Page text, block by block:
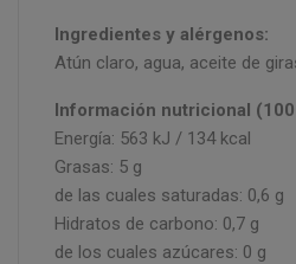
Ingredientes y alérgenos:
Atún claro, agua, aceite de
Información nutricional
Energía: 563 kJ / 134 kcal
Grasas: 5 g
de las cuales saturadas: 0,6 g
Hidratos de carbono: 0,7 g
de los cuales azúcares: 0 g